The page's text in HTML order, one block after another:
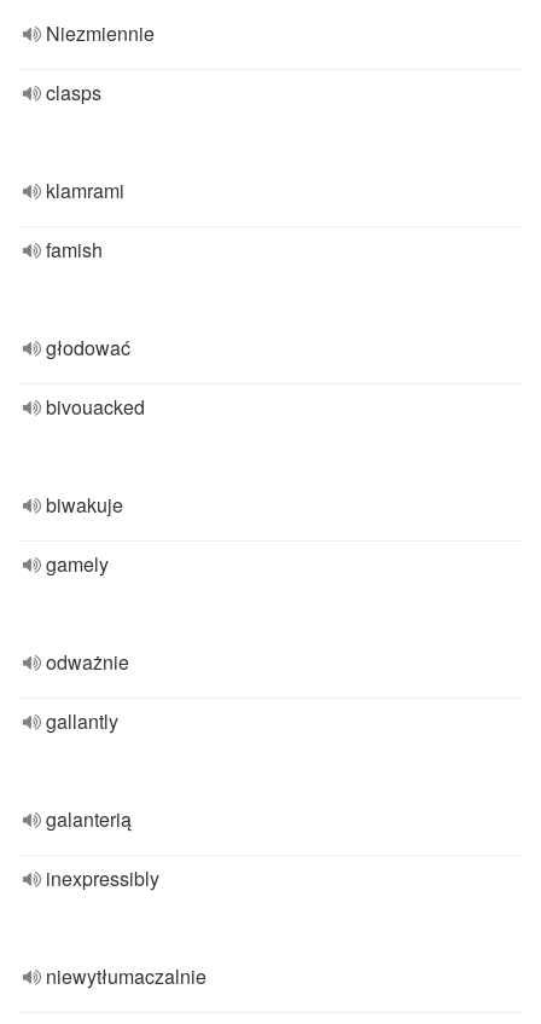
Niezmiennie
clasps
klamrami
famish
głodować
bivouacked
biwakuje
gamely
odważnie
gallantly
galanterią
inexpressibly
niewytłumaczalnie